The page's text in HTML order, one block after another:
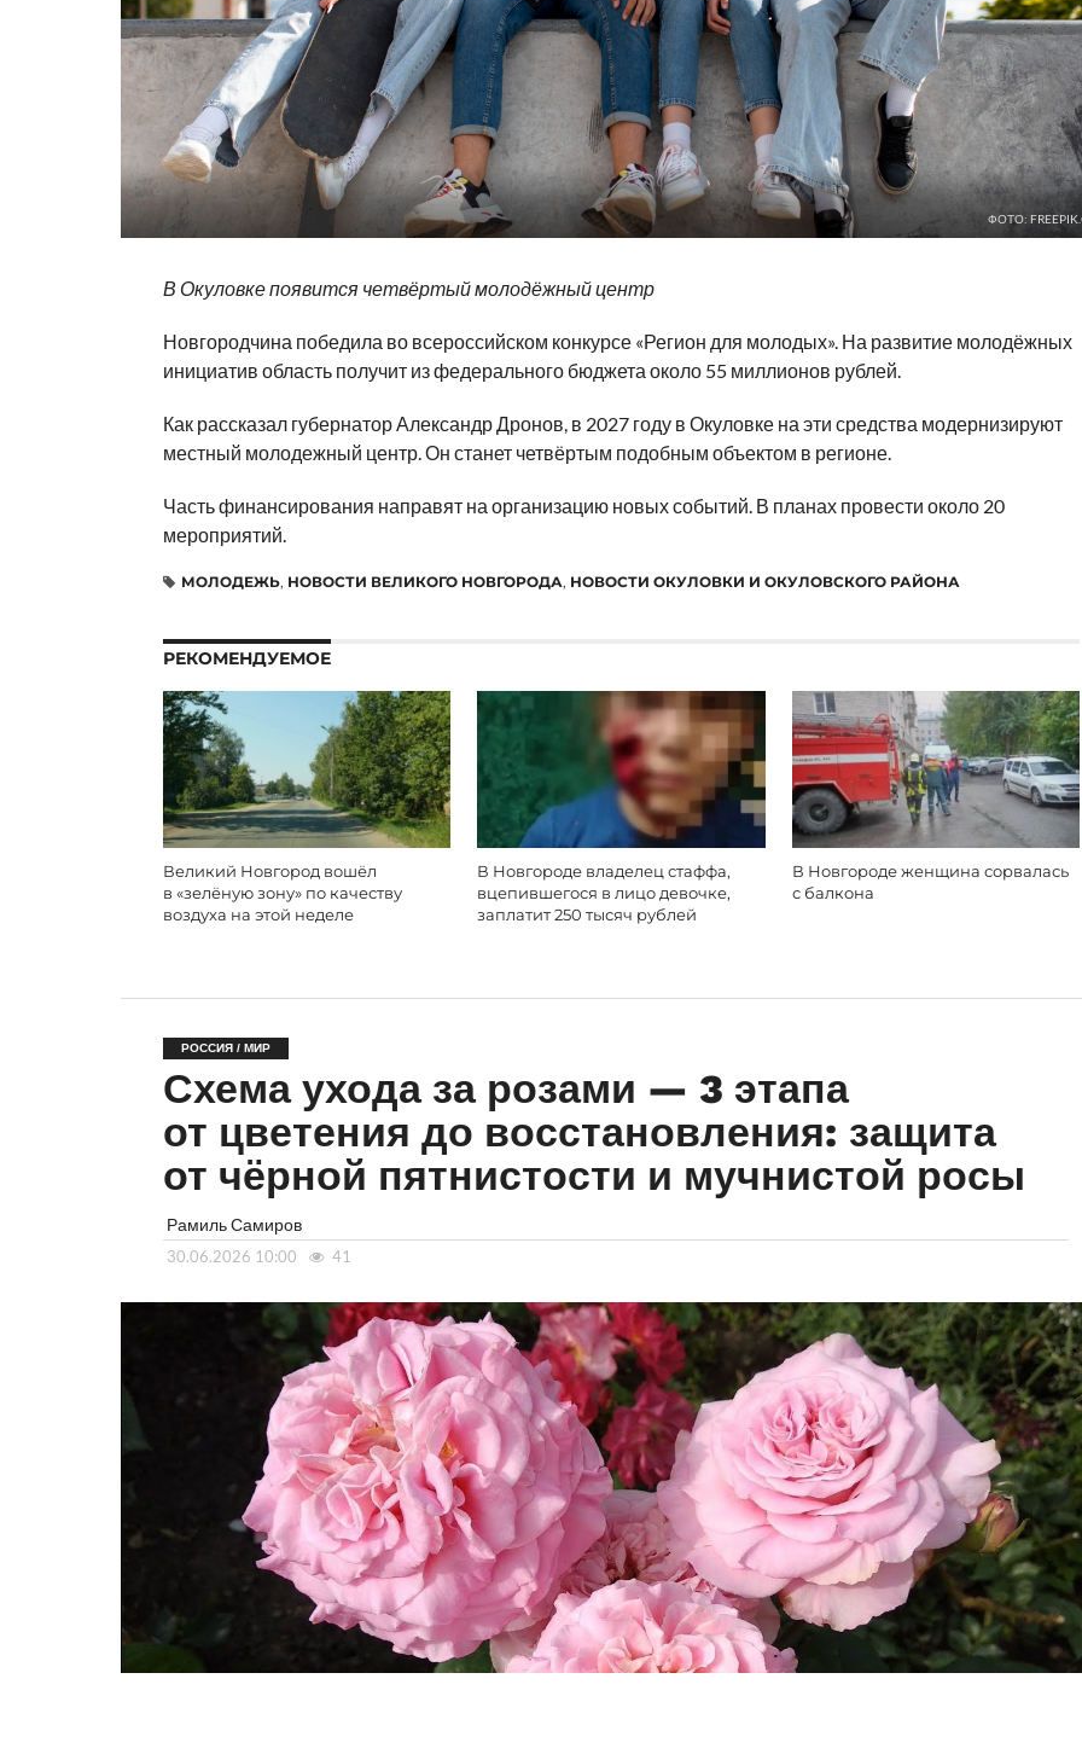
ФОТО:
В Окуловке появится четвёртый молодёжный центр
Новгородчина победила во всероссийском конкурсе «Регион для молодых». На развитие молодёжных
инициатив область получит из федерального бюджета около 55 миллионов рублей.
Как рассказал губернатор Александр Дронов, в 2027 году в Окуловке на эти средства модернизируют
местный молодежный центр. Он станет четвёртым подобным объектом в регионе.
Часть финансирования направят на организацию новых событий. В планах провести около 20
мероприятий.
МОЛОДЕЖЬ, НОВОСТИ ВЕЛИКОГО НОВГОРОДА, НОВОСТИ ОКУЛОВКИ И ОКУЛОВСКОГО РАЙОНА
РЕКОМЕНДУЕМОЕ
Великий Новгород вошёл
в «зелёную зону» по качеству
воздуха на этой неделе
В Новгороде владелец стаффа,
вцепившегося в лицо девочке,
заплатит 250 тысяч рублей
В Новгороде женщина сорвалась
с балкона
РОССИЯ / МИР
Схема ухода за розами — 3 этапа
от цветения до восстановления: защита
от чёрной пятнистости и мучнистой росы
Рамиль Самиров
30.06.2026 10:00 41